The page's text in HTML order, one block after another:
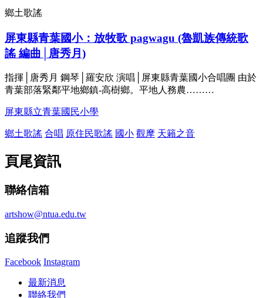
鄉土歌謠
屏東縣青葉國小：放牧歌 pagwagu (魯凱族傳統歌
謠 編曲│唐秀月)
指揮│唐秀月 鋼琴│羅安欣 演唱│屏東縣青葉國小合唱團 由於
青葉部落緊鄰平地鄉鎮-高樹鄉。平地人務農………
屏東縣立青葉國民小學
鄉土歌謠 合唱 原住民歌謠 國小 觀摩 天籟之音
頁尾資訊
聯絡信箱
artshow@ntua.edu.tw
追蹤我們
Facebook Instagram
最新消息
聯絡我們